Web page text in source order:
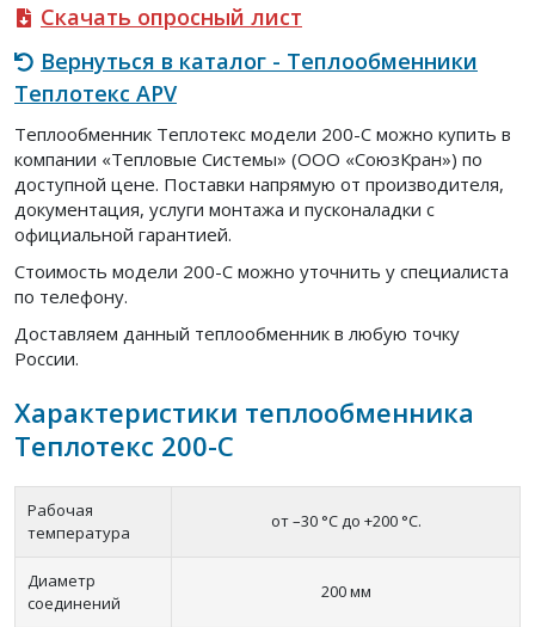
Скачать опросный лист
Вернуться в каталог - Теплообменники
Теплотекс APV
Теплообменник Теплотекс модели 200-C можно купить в
компании «Тепловые Системы» (ООО «СоюзКран») по
доступной цене. Поставки напрямую от производителя,
документация, услуги монтажа и пусконаладки с
официальной гарантией.
Стоимость модели 200-C можно уточнить у специалиста
по телефону.
Доставляем данный теплообменник в любую точку
России.
Характеристики теплообменника
Теплотекс 200-C
Рабочая
температура
от –30 °С до +200 °С.
Диаметр
соединений
200 мм